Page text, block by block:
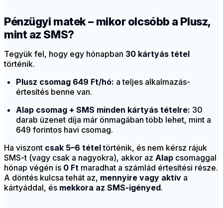
Pénzügyi matek – mikor olcsóbb a Plusz,
mint az SMS?
Tegyük fel, hogy egy hónapban 30 kártyás tétel
történik.
Plusz csomag 649 Ft/hó: a teljes alkalmazás-
értesítés benne van.
Alap csomag + SMS minden kártyás tételre: 30
darab üzenet díja már önmagában több lehet, mint a
649 forintos havi csomag.
Ha viszont csak 5–6 tételtörténik, és nem kérsz rájuk
SMS-t (vagy csak a nagyokra), akkor az Alap csomaggal
hónap végén is 0 Ft maradhat a számlád értesítési része.
A döntés kulcsa tehát az, mennyire vagy aktív a
kártyáddal, és mekkora az SMS-igényed.